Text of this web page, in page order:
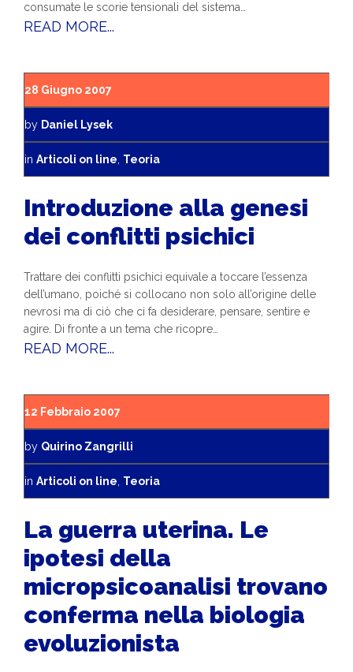
consumate le scorie tensionali del sistema…
READ MORE...
28 Giugno 2007
by Daniel Lysek
in Articoli on line Teoria
Introduzione alla genesi
dei conflitti psichici
Trattare dei conflitti psichici equivale a toccare l’essenza
dell’umano, poiché si collocano non solo all’origine delle
nevrosi ma di ciò che ci fa desiderare, pensare, sentire e
agire. Di fronte a un tema che ricopre…
READ MORE...
12 Febbraio 2007
by Quirino Zangrilli
in Articoli on line Teoria
La guerra uterina. Le
ipotesi della
micropsicoanalisi trovano
conferma nella biologia
evoluzionista